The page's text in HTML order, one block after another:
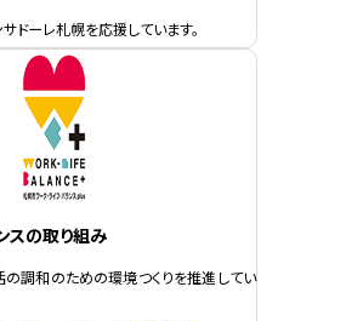
ドーレ札幌を応援しています。
スの取り組み
調和のための環境つくりを推進してい